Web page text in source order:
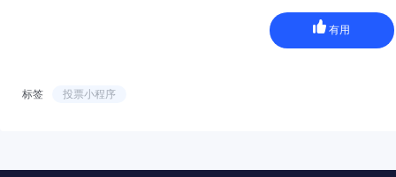
有用
标签 投票小程序